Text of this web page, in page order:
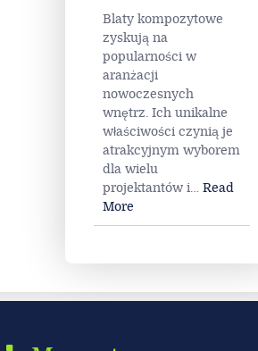
Blaty kompozytowe
zyskują na
popularności w
aranżacji
nowoczesnych
wnętrz. Ich unikalne
właściwości czynią je
atrakcyjnym wyborem
dla wielu
projektantów i… Read
More